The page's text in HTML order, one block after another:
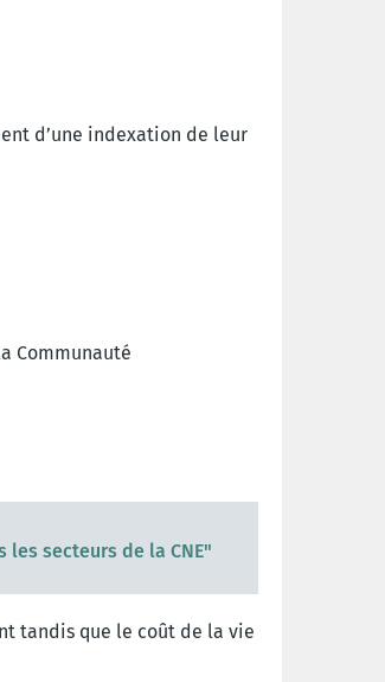
d’une indexation de leur
Communauté
secteurs de la CNE"
tandis que le coût de la vie